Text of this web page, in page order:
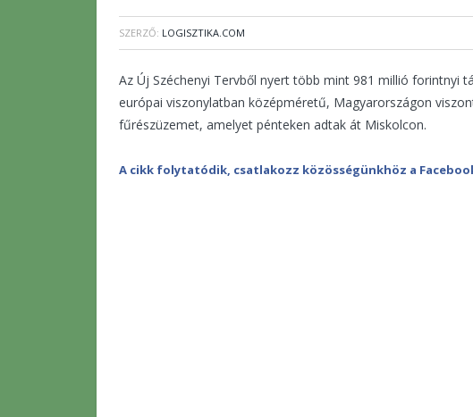
SZERZŐ: LOGISZTIKA.COM
Az Új Széchenyi Tervből nyert több mint 981 millió forintnyi
európai viszonylatban középméretű, Magyarországon
fűrészüzemet, amelyet pénteken adtak át Miskolcon.
A cikk folytatódik, csatlakozz közösségünkhöz a